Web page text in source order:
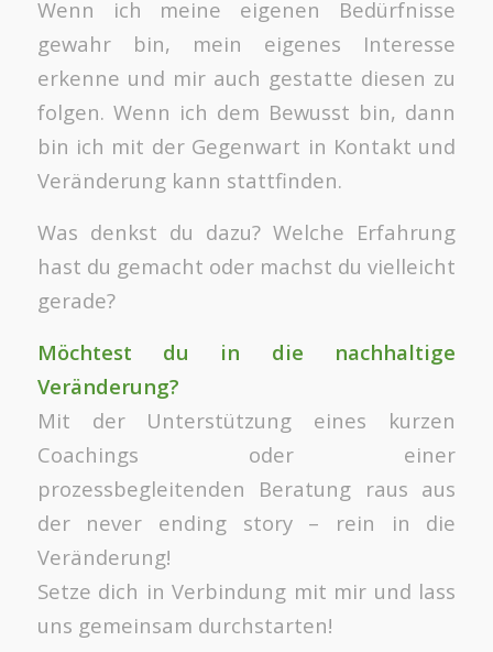
Wenn ich meine eigenen Bedürfnisse
gewahr bin, mein eigenes Interesse
erkenne und mir auch gestatte diesen zu
folgen. Wenn ich dem Bewusst bin, dann
bin ich mit der Gegenwart in Kontakt und
Veränderung kann stattfinden.
Was denkst du dazu? Welche Erfahrung
hast du gemacht oder machst du vielleicht
gerade?
Möchtest du in die nachhaltige
Veränderung?
Mit der Unterstützung eines kurzen
Coachings oder einer
prozessbegleitenden Beratung raus aus
der never ending story – rein in die
Veränderung!
Setze dich in Verbindung mit mir und lass
uns gemeinsam durchstarten!